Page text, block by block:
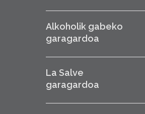
Alkoholik gabeko
garagardoa
La Salve
garagardoa